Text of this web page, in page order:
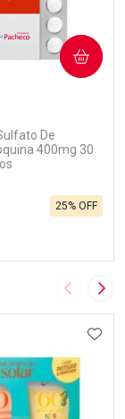
De
400mg 30
25% OFF
COMPRAR
Imagem
FAVORITOS